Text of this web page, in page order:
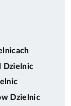
Dzielnic
Dzielnic